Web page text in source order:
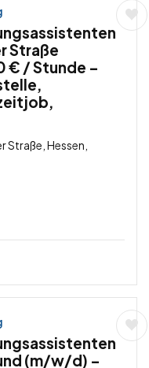
Straße
/ Stunde –
Straße, Hessen,
(m/w/d) –